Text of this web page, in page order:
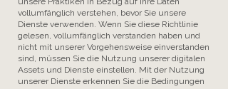
vollumfänglich verstehen, bevor Sie unsere
Dienste verwenden. Wenn Sie diese Richtlinie
gelesen, vollumfänglich verstanden haben und
nicht mit unserer Vorgehensweise einverstanden
sind, müssen Sie die Nutzung unserer digitalen
Assets und Dienste einstellen. Mit der Nutzung
unserer Dienste erkennen Sie die Bedingungen